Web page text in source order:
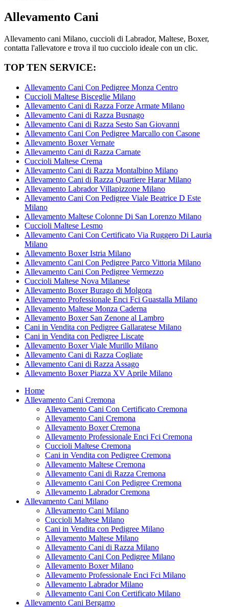
Allevamento Cani
Allevamento cani Milano, cuccioli di Labrador, Maltese, Boxer,
contatta l'allevatore e trova il tuo cucciolo ideale con un clic.
TOP TEN SERVICE:
Allevamento Cani Con Pedigree Monza Centro
Cuccioli Maltese Bisceglie Milano
Allevamento Cani di Razza Forze Armate Milano
Allevamento Cani di Razza Busnago
Allevamento Cani di Razza Sesto San Giovanni
Allevamento Cani Con Pedigree Marcallo con Casone
Allevamento Boxer Vernate
Allevamento Cani di Razza Carnate
Cuccioli Maltese Crema
Allevamento Cani di Razza Montalbino Milano
Allevamento Cani di Razza Quartiere Harar Milano
Allevamento Labrador Villapizzone Milano
Allevamento Cani Con Pedigree Viale Beatrice D Este
Milano
Allevamento Maltese Colonne Di San Lorenzo Milano
Cuccioli Maltese Lesmo
Allevamento Cani Con Certificato Via Ruggero Di Lauria
Milano
Allevamento Boxer Istria Milano
Allevamento Cani Con Pedigree Parco Vittoria Milano
Allevamento Cani Con Pedigree Vermezzo
Cuccioli Maltese Nova Milanese
Allevamento Boxer Burago di Molgora
Allevamento Professionale Enci Fci Guastalla Milano
Allevamento Maltese Monza Caderna
Allevamento Boxer San Zenone al Lambro
Cani in Vendita con Pedigree Gallaratese Milano
Cani in Vendita con Pedigree Liscate
Allevamento Boxer Viale Murillo Milano
Allevamento Cani di Razza Cogliate
Allevamento Cani di Razza Assago
Allevamento Boxer Piazza XV Aprile Milano
Home
Allevamento Cani Cremona
Allevamento Cani Con Certificato Cremona
Allevamento Cani Cremona
Allevamento Boxer Cremona
Allevamento Professionale Enci Fci Cremona
Cuccioli Maltese Cremona
Cani in Vendita con Pedigree Cremona
Allevamento Maltese Cremona
Allevamento Cani di Razza Cremona
Allevamento Cani Con Pedigree Cremona
Allevamento Labrador Cremona
Allevamento Cani Milano
Allevamento Cani Milano
Cuccioli Maltese Milano
Cani in Vendita con Pedigree Milano
Allevamento Maltese Milano
Allevamento Cani di Razza Milano
Allevamento Cani Con Pedigree Milano
Allevamento Boxer Milano
Allevamento Professionale Enci Fci Milano
Allevamento Labrador Milano
Allevamento Cani Con Certificato Milano
Allevamento Cani Bergamo